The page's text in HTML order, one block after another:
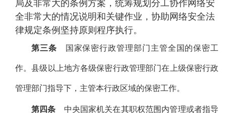
局及非常大的条例方案，统筹规划分工协作网络安
全非常大的情况说明和关键作业，协助网络安全法
律规定条例坚持原则程序执行。
第三条 国家保密行政管理部门主管全国的保密工
作。县级以上地方各级保密行政管理部门在上级保密行政
管理部门指导下，主管本行政区域的保密工作。
第四条 中央国家机关在其职权范围内管理或者指导